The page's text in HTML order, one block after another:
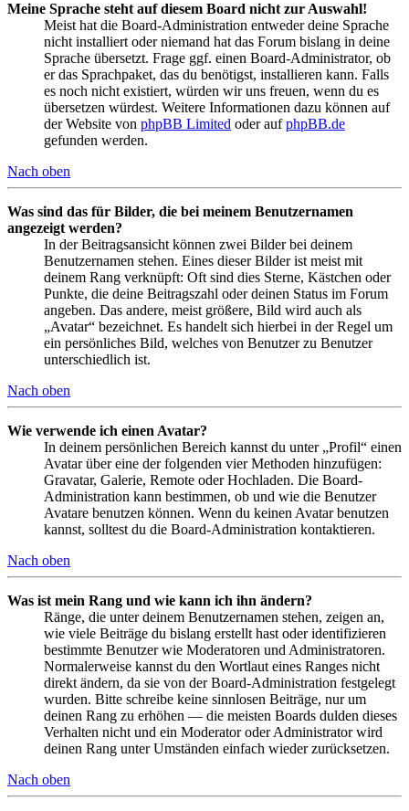
Meine Sprache steht auf diesem Board nicht zur Auswahl!
Meist hat die Board-Administration entweder deine Sprache
nicht installiert oder niemand hat das Forum bislang in deine
Sprache übersetzt. Frage ggf. einen Board-Administrator, ob
er das Sprachpaket, das du benötigst, installieren kann. Falls
es noch nicht existiert, würden wir uns freuen, wenn du es
übersetzen würdest. Weitere Informationen dazu können auf
der Website von phpBB Limited oder aufphpBB.de
gefunden werden.
Nach oben
Was sind das für Bilder, die bei meinem Benutzernamen
angezeigt werden?
In der Beitragsansicht können zwei Bilder bei deinem
Benutzernamen stehen. Eines dieser Bilder ist meist mit
deinem Rang verknüpft: Oft sind dies Sterne, Kästchen oder
Punkte, die deine Beitragszahl oder deinen Status im Forum
angeben. Das andere, meist größere, Bild wird auch als
„Avatar“ bezeichnet. Es handelt sich hierbei in der Regel um
ein persönliches Bild, welches von Benutzer zu Benutzer
unterschiedlich ist.
Nach oben
Wie verwende ich einen Avatar?
In deinem persönlichen Bereich kannst du unter „Profil“ einen
Avatar über eine der folgenden vier Methoden hinzufügen:
Gravatar, Galerie, Remote oder Hochladen. Die Board-
Administration kann bestimmen, ob und wie die Benutzer
Avatare benutzen können. Wenn du keinen Avatar benutzen
kannst, solltest du die Board-Administration kontaktieren.
Nach oben
Was ist mein Rang und wie kann ich ihn ändern?
Ränge, die unter deinem Benutzernamen stehen, zeigen an,
wie viele Beiträge du bislang erstellt hast oder identifizieren
bestimmte Benutzer wie Moderatoren und Administratoren.
Normalerweise kannst du den Wortlaut eines Ranges nicht
direkt ändern, da sie von der Board-Administration festgelegt
wurden. Bitte schreibe keine sinnlosen Beiträge, nur um
deinen Rang zu erhöhen — die meisten Boards dulden dieses
Verhalten nicht und ein Moderator oder Administrator wird
deinen Rang unter Umständen einfach wieder zurücksetzen.
Nach oben